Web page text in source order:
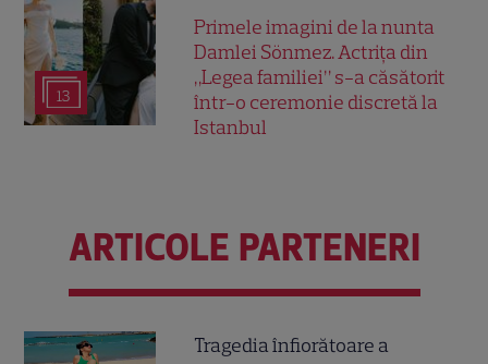
13
Primele imagini de la nunta
Damlei Sönmez. Actrița din
„Legea familiei” s-a căsătorit
într-o ceremonie discretă la
Istanbul
ARTICOLE PARTENERI
Tragedia înfiorătoare a